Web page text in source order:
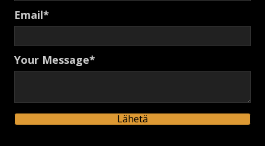
Email
Your Message
Lähetä